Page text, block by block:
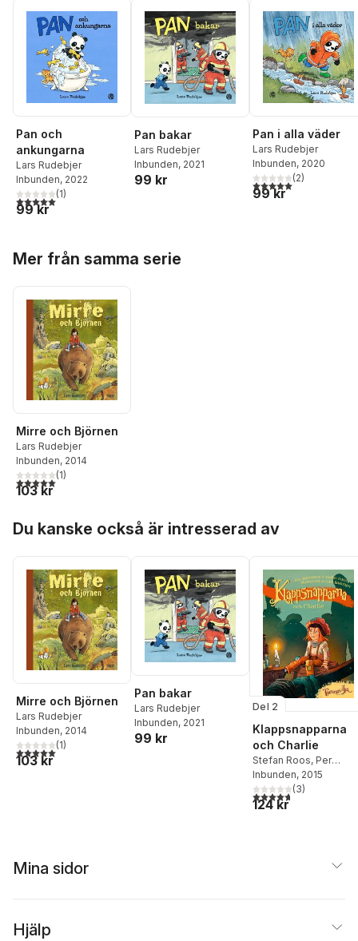
Pan och
ankungarna
Lars Rudebjer
Inbunden, 2022
5,0utav 5 stjärnor. Totalt antal röster:
(1)
99 kr
Pan bakar
Lars Rudebjer
Inbunden, 2021
99 kr
Pan i alla väder
Lars Rudebjer
Inbunden, 2020
5,0utav 5 stjärnor.
(2)
99 kr
Mer från samma serie
Mirre och Björnen
Lars Rudebjer
Inbunden, 2014
5,0utav 5 stjärnor. Totalt antal röster:
(1)
103 kr
Du kanske också är intresserad av
Mirre och Björnen
Lars Rudebjer
Inbunden, 2014
5,0utav 5 stjärnor. Totalt antal röster:
(1)
103 kr
Pan bakar
Lars Rudebjer
Inbunden, 2021
99 kr
Del 2
Klappsnapparna
och Charlie
Stefan Roos, Per
Simonsson
Inbunden, 2015
4,7utav 5 stjärnor.
(3)
124 kr
Mina sidor
Hjälp